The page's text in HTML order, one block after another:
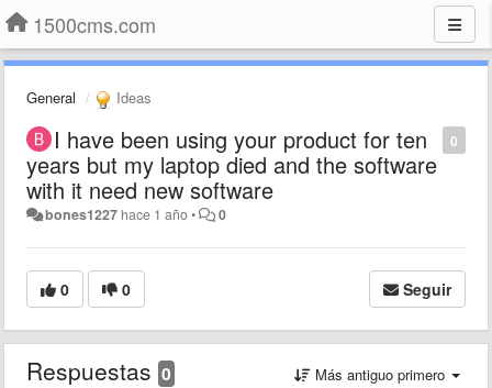
1500cms.com
General Ideas
0
I have been using your product for ten
years but my laptop died and the software
with it need new software
bones1227 hace 1 año• 0
0 0 Seguir
Respuestas 0 Más antiguo primero